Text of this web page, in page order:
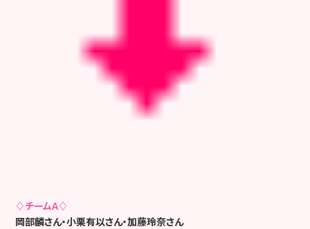
♢チームA♢
岡部麟さん・小栗有以さん・加藤玲奈さん